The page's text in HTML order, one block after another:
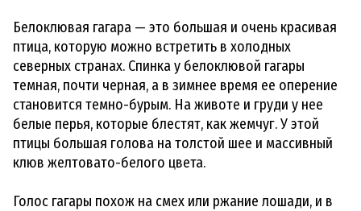
Белоклювая гагара — это большая и очень красивая
птица, которую можно встретить в холодных
северных странах. Спинка у белоклювой гагары
темная, почти черная, а в зимнее время ее оперение
становится темно-бурым. На животе и груди у нее
белые перья, которые блестят, как жемчуг. У этой
птицы большая голова на толстой шее и массивный
клюв желтовато-белого цвета.
Голос гагары похож на смех или ржание лошади, и в